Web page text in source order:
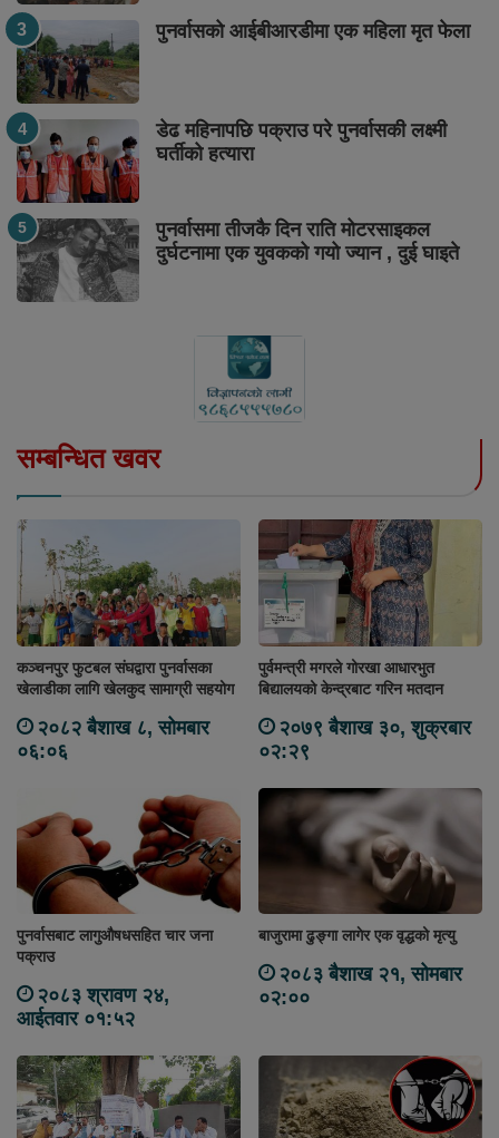
पुनर्वासको आईबीआरडीमा एक महिला मृत फेला
डेढ महिनापछि पक्राउ परे पुनर्वासकी लक्ष्मी
घर्तीको हत्यारा
पुनर्वासमा तीजकै दिन राति मोटरसाइकल
दुर्घटनामा एक युवकको गयो ज्यान , दुई घाइते
सम्बन्धित खवर
कञ्चनपुर फुटबल संघद्वारा पुनर्वासका
खेलाडीका लागि खेलकुद सामाग्री सहयोग
२०८२ बैशाख ८, सोमबार
०६:०६
पुर्वमन्त्री मगरले गोरखा आधारभुत
बिद्यालयको केन्द्रबाट गरिन मतदान
२०७९ बैशाख ३०, शुक्रबार
०२:२९
पुनर्वासबाट लागुऔषधसहित चार जना
पक्राउ
२०८३ श्रावण २४,
आईतवार ०१:५२
बाजुरामा ढुङ्गा लागेर एक वृद्धको मृत्यु
२०८३ बैशाख २१, सोमबार
०२:००